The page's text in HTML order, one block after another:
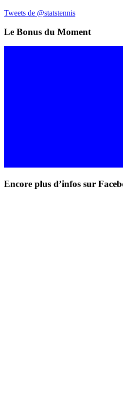
Tweets de @statstennis
Le Bonus du Moment
Encore plus d’infos sur